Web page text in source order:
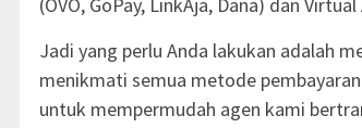
(OVO, GoPay, LinkAja, Dana) dan
Jadi yang perlu Anda lakukan adalah
menikmati semua metode
untuk mempermudah agen kami